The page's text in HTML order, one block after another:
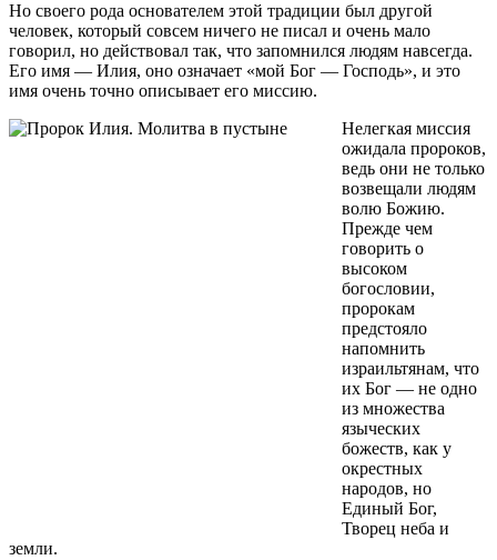
Но своего рода основателем этой традиции был другой
человек, который совсем ничего не писал и очень мало
говорил, но действовал так, что запомнился людям навсегда.
Его имя — Илия, оно означает «мой Бог — Господь», и это
имя очень точно описывает его миссию.
Нелегкая миссия
ожидала пророков,
ведь они не только
возвещали людям
волю Божию.
Прежде чем
говорить о
высоком
богословии,
пророкам
предстояло
напомнить
израильтянам, что
их Бог — не одно
из множества
языческих
божеств, как у
окрестных
народов, но
Единый Бог,
Творец неба и
земли.